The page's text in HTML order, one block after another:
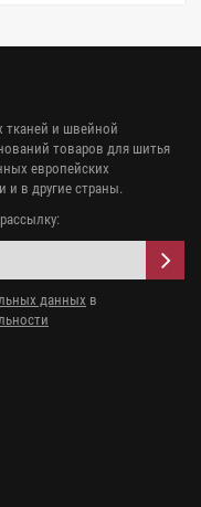
тканей и швейной
товаров для шитья
европейских
и в другие страны.
данных в